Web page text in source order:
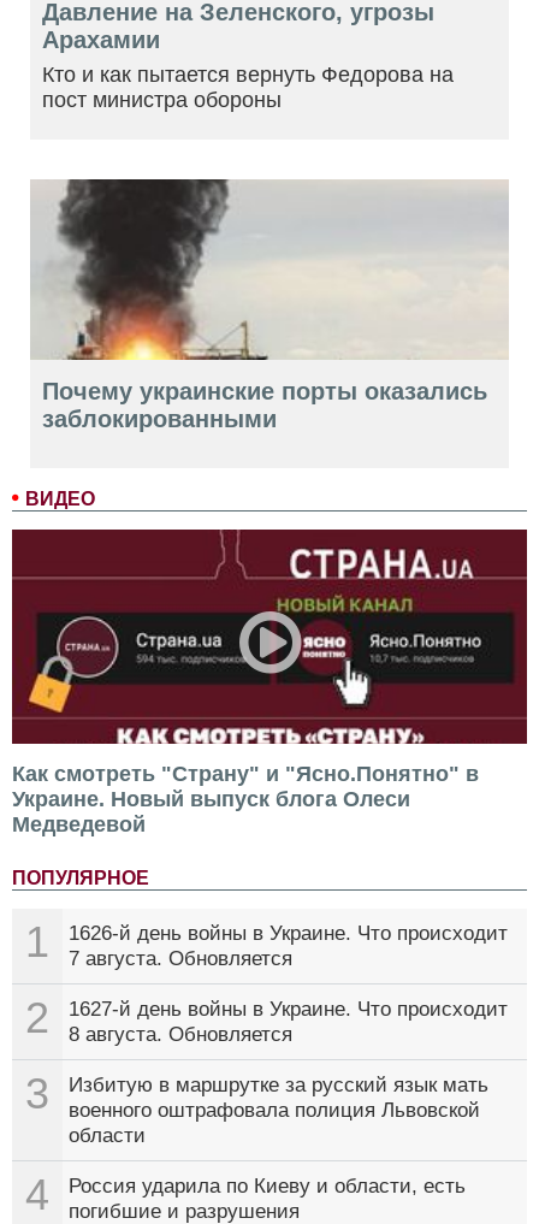
ВИДЕО
Как смотреть "Страну" и "Ясно.Понятно" в
Украине. Новый выпуск блога Олеси
Медведевой
ПОПУЛЯРНОЕ
1
1626-й день войны в Украине. Что происходит
7 августа. Обновляется
2
1627-й день войны в Украине. Что происходит
8 августа. Обновляется
3
Избитую в маршрутке за русский язык мать
военного оштрафовала полиция Львовской
области
4
Россия ударила по Киеву и области, есть
погибшие и разрушения
Давление на Зеленского, угрозы
Арахамии
Кто и как пытается вернуть Федорова на
пост министра обороны
Почему украинские порты оказались
заблокированными